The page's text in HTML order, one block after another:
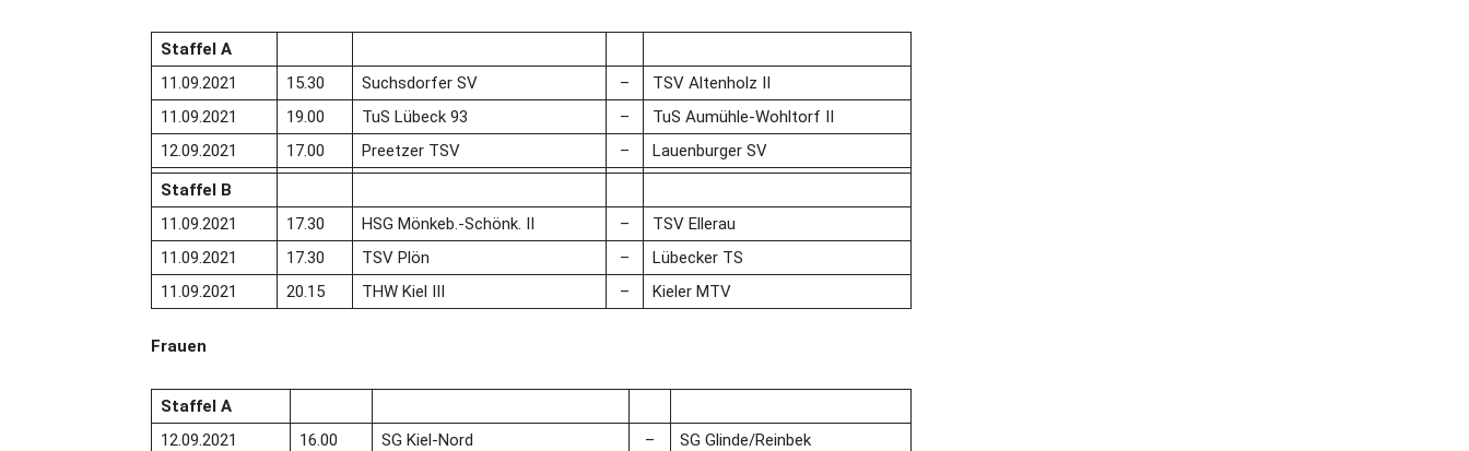
Staffel A
11.09.2021
15.30 Suchsdorfer SV –
TSV Altenholz II
11.09.2021
19.00 TuS Lübeck 93 –
TuS Aumühle-Wohltorf II
12.09.2021
17.00 Preetzer TSV –
Lauenburger SV
Staffel B
11.09.2021
17.30 HSG Mönkeb.-Schönk. II –
TSV Ellerau
11.09.2021
17.30 TSV Plön –
Lübecker TS
11.09.2021
20.15 THW Kiel III – Kieler MTV
Frauen
Staffel A
12.09.2021
16.00 SG Kiel-Nord –
SG Glinde/Reinbek